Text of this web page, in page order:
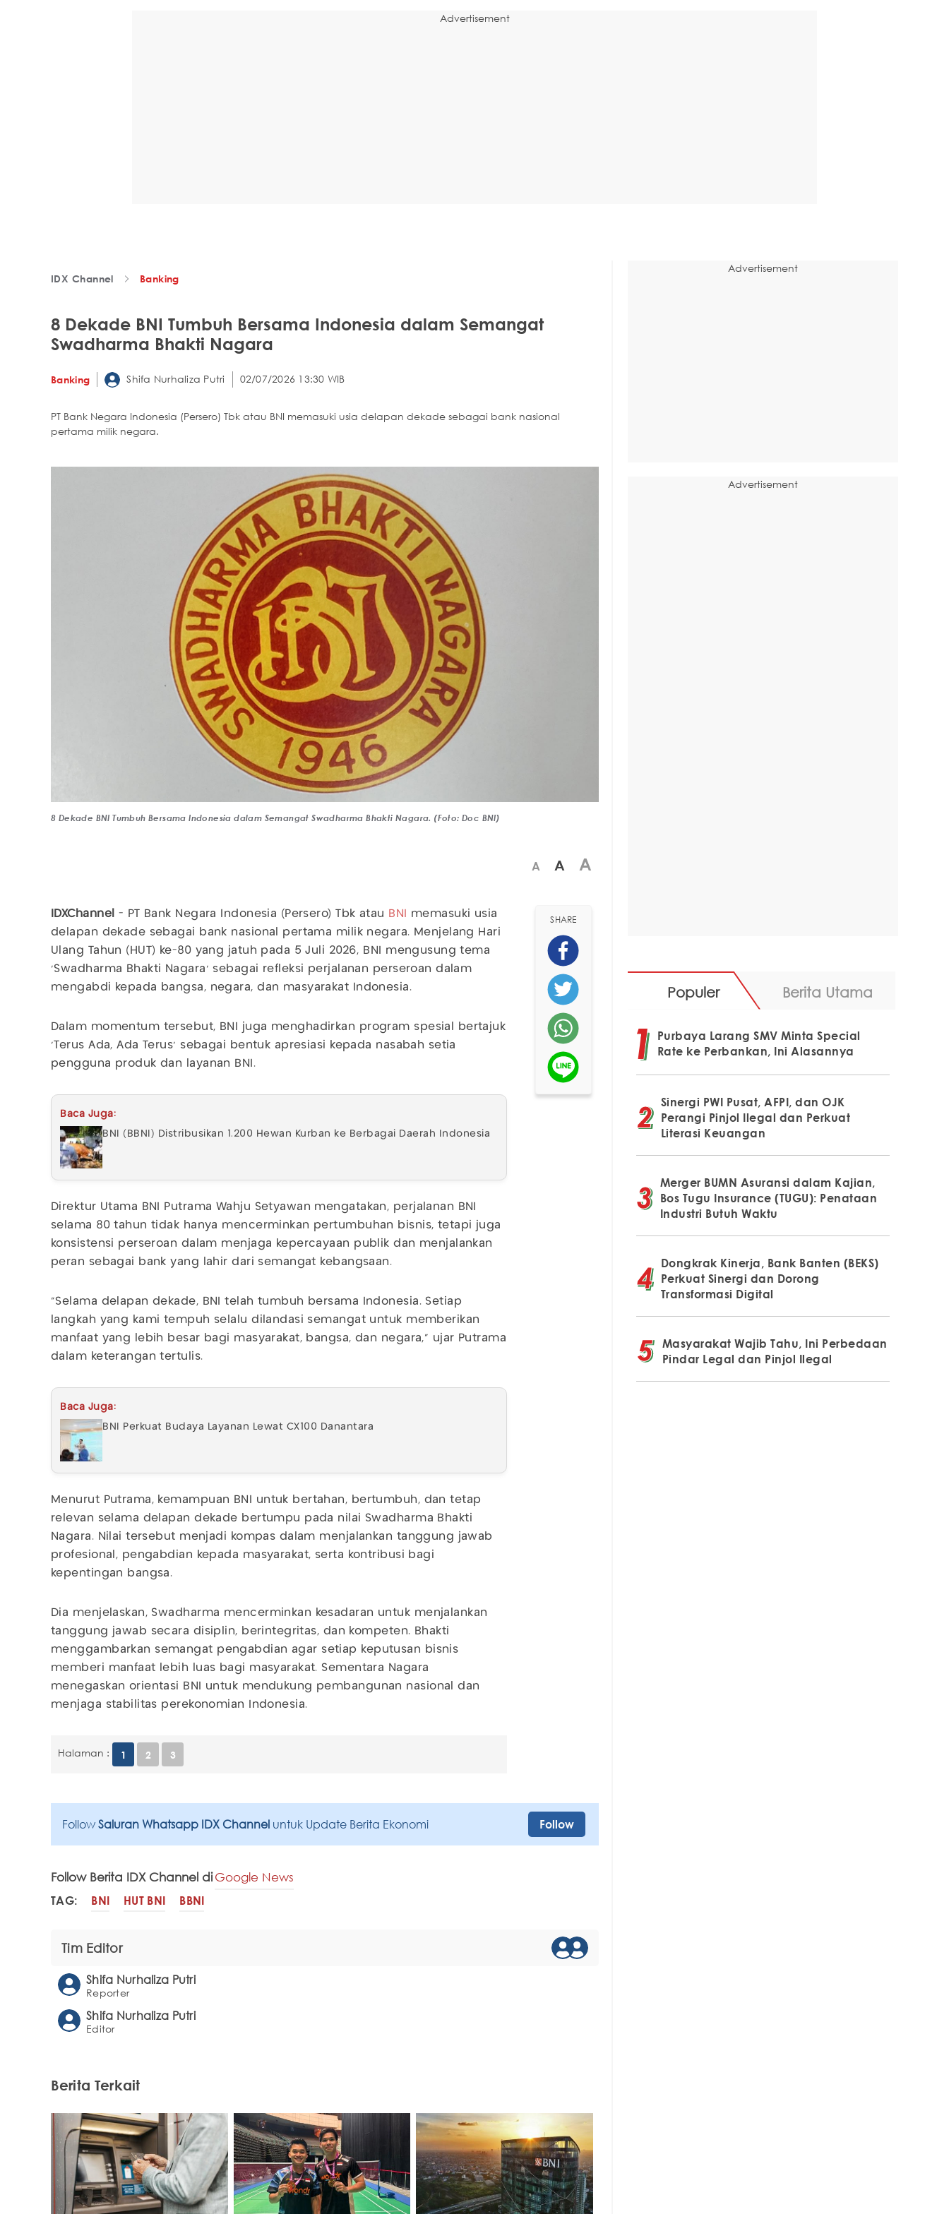
Advertisement
IDX Channel Banking
8 Dekade BNI Tumbuh Bersama Indonesia dalam Semangat
Swadharma Bhakti Nagara
Banking Shifa Nurhaliza Putri 02/07/2026 13:30 WIB
PT Bank Negara Indonesia (Persero) Tbk atau BNI memasuki usia delapan dekade sebagai bank nasional
pertama milik negara.
8 Dekade BNI Tumbuh Bersama Indonesia dalam Semangat Swadharma Bhakti Nagara. (Foto: Doc BNI)
A A A
IDXChannel - PT Bank Negara Indonesia (Persero) Tbk atau BNI
memasuki usia
delapan dekade sebagai bank nasional pertama milik negara. Menjelang Hari
Ulang Tahun (HUT) ke-80 yang jatuh pada 5 Juli 2026, BNI mengusung tema
'Swadharma Bhakti Nagara' sebagai refleksi perjalanan perseroan dalam
mengabdi kepada bangsa, negara, dan masyarakat Indonesia.
Dalam momentum tersebut, BNI juga menghadirkan program spesial bertajuk
'Terus Ada, Ada Terus' sebagai bentuk apresiasi kepada nasabah setia
pengguna produk dan layanan BNI.
Baca Juga:
BNI (BBNI) Distribusikan 1.200 Hewan Kurban ke Berbagai Daerah Indonesia
Direktur Utama BNI Putrama Wahju Setyawan mengatakan, perjalanan BNI
selama 80 tahun tidak hanya mencerminkan pertumbuhan bisnis, tetapi juga
konsistensi perseroan dalam menjaga kepercayaan publik dan menjalankan
peran sebagai bank yang lahir dari semangat kebangsaan.
"Selama delapan dekade, BNI telah tumbuh bersama Indonesia. Setiap
langkah yang kami tempuh selalu dilandasi semangat untuk memberikan
manfaat yang lebih besar bagi masyarakat, bangsa, dan negara," ujar Putrama
dalam keterangan tertulis.
Baca Juga:
BNI Perkuat Budaya Layanan Lewat CX100 Danantara
Menurut Putrama, kemampuan BNI untuk bertahan, bertumbuh, dan tetap
relevan selama delapan dekade bertumpu pada nilai Swadharma Bhakti
Nagara. Nilai tersebut menjadi kompas dalam menjalankan tanggung jawab
profesional, pengabdian kepada masyarakat, serta kontribusi bagi
kepentingan bangsa.
Dia menjelaskan, Swadharma mencerminkan kesadaran untuk menjalankan
tanggung jawab secara disiplin, berintegritas, dan kompeten. Bhakti
menggambarkan semangat pengabdian agar setiap keputusan bisnis
memberi manfaat lebih luas bagi masyarakat. Sementara Nagara
menegaskan orientasi BNI untuk mendukung pembangunan nasional dan
menjaga stabilitas perekonomian Indonesia.
Halaman : 1 2 3
SHARE
Follow Saluran Whatsapp IDX Channel untuk Update Berita Ekonomi Follow
Follow Berita IDX Channel diGoogle News
TAG: BNI HUT BNI BBNI
Tim Editor
Shifa Nurhaliza Putri
Reporter
Shifa Nurhaliza Putri
Editor
Berita Terkait
Advertisement
Advertisement
Populer Berita Utama
Purbaya Larang SMV Minta Special
Rate ke Perbankan, Ini Alasannya
Sinergi PWI Pusat, AFPI, dan OJK
Perangi Pinjol Ilegal dan Perkuat
Literasi Keuangan
Merger BUMN Asuransi dalam Kajian,
Bos Tugu Insurance (TUGU): Penataan
Industri Butuh Waktu
Dongkrak Kinerja, Bank Banten (BEKS)
Perkuat Sinergi dan Dorong
Transformasi Digital
Masyarakat Wajib Tahu, Ini Perbedaan
Pindar Legal dan Pinjol Ilegal